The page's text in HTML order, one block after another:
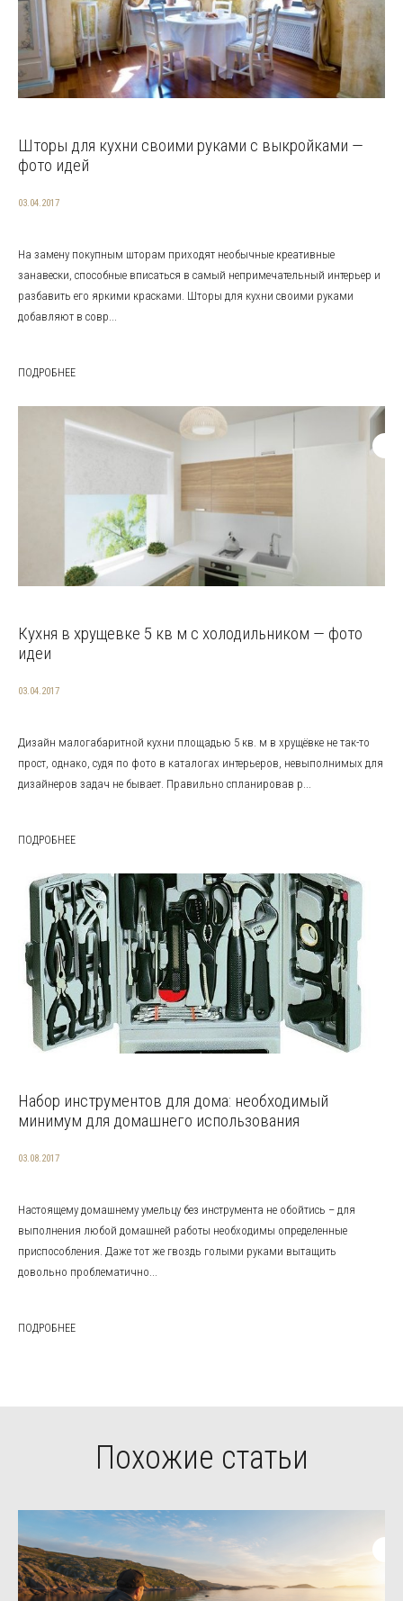
Шторы для кухни своими руками с выкройками —
фото идей
03.04.2017
На замену покупным шторам приходят необычные креативные
занавески, способные вписаться в самый непримечательный интерьер и
разбавить его яркими красками. Шторы для кухни своими руками
добавляют в совр...
ПОДРОБНЕЕ
Кухня в хрущевке 5 кв м с холодильником — фото
идеи
03.04.2017
Дизайн малогабаритной кухни площадью 5 кв. м в хрущёвке не так-то
прост, однако, судя по фото в каталогах интерьеров, невыполнимых для
дизайнеров задач не бывает. Правильно спланировав р...
ПОДРОБНЕЕ
Набор инструментов для дома: необходимый
минимум для домашнего использования
03.08.2017
Настоящему домашнему умельцу без инструмента не обойтись – для
выполнения любой домашней работы необходимы определенные
приспособления. Даже тот же гвоздь голыми руками вытащить
довольно проблематично...
ПОДРОБНЕЕ
Похожие статьи